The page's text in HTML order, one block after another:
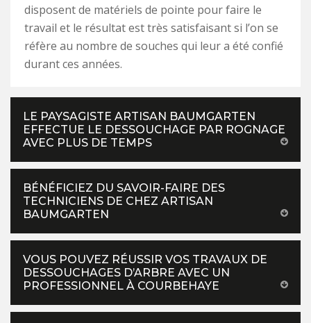
disposent de matériels de pointe pour faire le
travail et le résultat est très satisfaisant si l’on se
réfère au nombre de souches qui leur a été confié
durant ces années.
LE PAYSAGISTE ARTISAN BAUMGARTEN
EFFECTUE LE DESSOUCHAGE PAR ROGNAGE
AVEC PLUS DE TEMPS
BÉNÉFICIEZ DU SAVOIR-FAIRE DES
TECHNICIENS DE CHEZ ARTISAN
BAUMGARTEN
VOUS POUVEZ RÉUSSIR VOS TRAVAUX DE
DESSOUCHAGES D’ARBRE AVEC UN
PROFESSIONNEL À COURBEHAYE